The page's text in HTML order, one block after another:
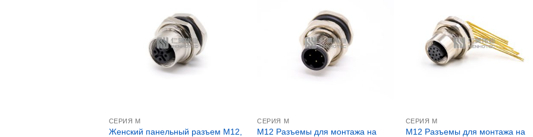
СЕРИЯ М
Женский панельный разъем M12,
СЕРИЯ М
M12 Разъемы для монтажа на
СЕРИЯ М
M12 Разъемы для монтажа на